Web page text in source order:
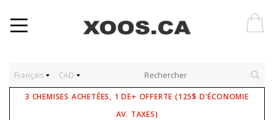
Français CAD
3 CHEMISES ACHETÉES, 1 DE+ OFFERTE (125$ D'ÉCONOMIE
AV. TAXES)